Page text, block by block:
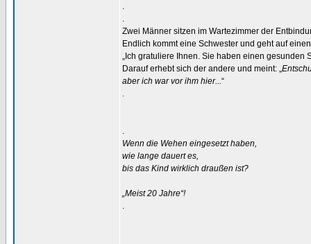
.
.
Zwei Männer sitzen im Wartezimmer der
Endlich kommt eine Schwester und geht auf
„Ich gratuliere Ihnen. Sie haben einen gesunden
Darauf erhebt sich der andere und meint: „
aber ich war vor ihm hier...“
.
.
Wenn die Wehen eingesetzt haben,
wie lange dauert es,
bis das Kind wirklich draußen ist?
„Meist 20 Jahre“!
.